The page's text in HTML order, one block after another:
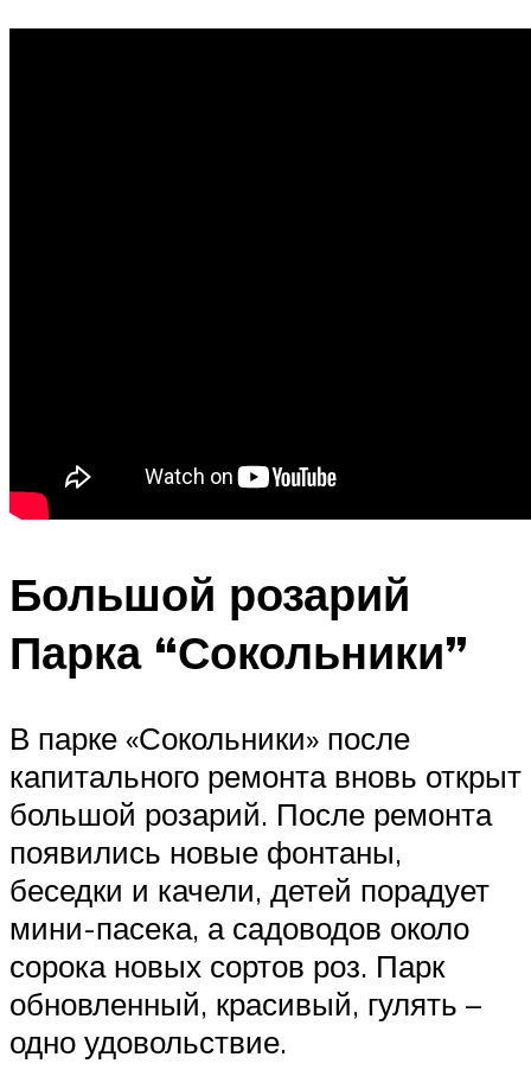
Большой розарий
Парка “Сокольники”
В парке «Сокольники» после
капитального ремонта вновь открыт
большой розарий. После ремонта
появились новые фонтаны,
беседки и качели, детей порадует
мини-пасека, а садоводов около
сорока новых сортов роз. Парк
обновленный, красивый, гулять –
одно удовольствие.